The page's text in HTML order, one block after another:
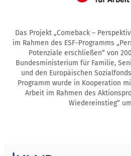
Das Projekt „Comeback –
im Rahmen des ESF-Programms
Potenziale erschließen“ von
Bundesministerium für Familie,
und den Europäischen
Programm wurde in Kooperation
Arbeit im Rahmen des
Wiedereinstieg“